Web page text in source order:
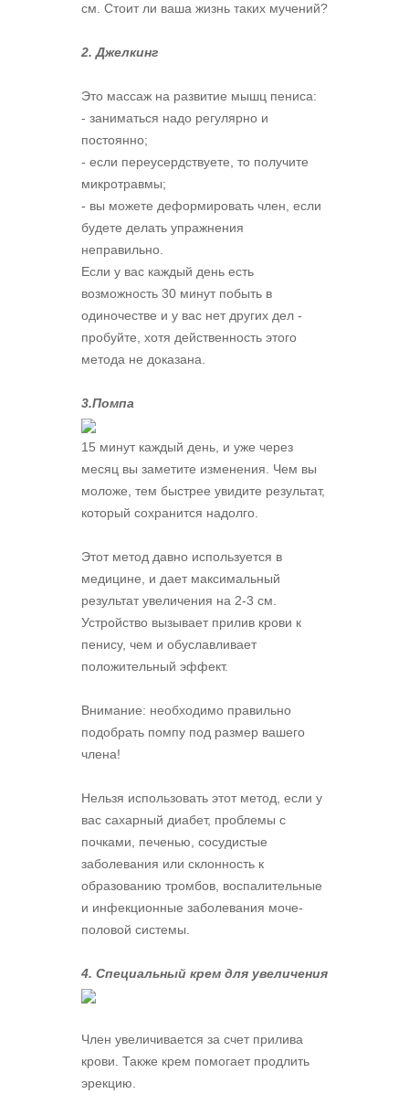
см. Стоит ли ваша жизнь таких мучений?
2. Джелкинг
Это массаж на развитие мышц пениса:
- заниматься надо регулярно и
постоянно;
- если переусердствуете, то получите
микротравмы;
- вы можете деформировать член, если
будете делать упражнения
неправильно.
Если у вас каждый день есть
возможность 30 минут побыть в
одиночестве и у вас нет других дел -
пробуйте, хотя действенность этого
метода не доказана.
3.Помпа
15 минут каждый день, и уже через
месяц вы заметите изменения. Чем вы
моложе, тем быстрее увидите результат,
который сохранится надолго.
Этот метод давно используется в
медицине, и дает максимальный
результат увеличения на 2-3 см.
Устройство вызывает прилив крови к
пенису, чем и обуславливает
положительный эффект.
Внимание: необходимо правильно
подобрать помпу под размер вашего
члена!
Нельзя использовать этот метод, если у
вас сахарный диабет, проблемы с
почками, печенью, сосудистые
заболевания или склонность к
образованию тромбов, воспалительные
и инфекционные заболевания моче-
половой системы.
4. Специальный крем для увеличения
Член увеличивается за счет прилива
крови. Также крем помогает продлить
эрекцию.